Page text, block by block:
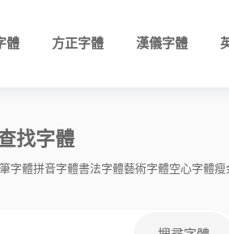
體 方正字體 漢儀字體
找字體
字體拼音字體書法字體藝術字體空心字體瘦